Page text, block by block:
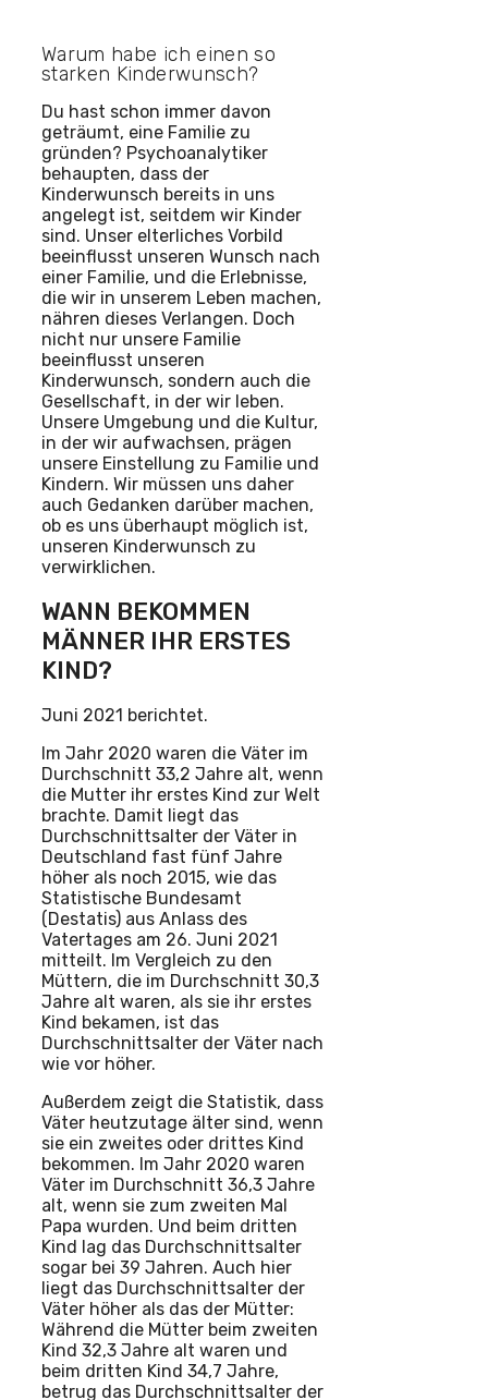
Warum habe ich einen so
starken Kinderwunsch?
Du hast schon immer davon
geträumt, eine Familie zu
gründen? Psychoanalytiker
behaupten, dass der
Kinderwunsch bereits in uns
angelegt ist, seitdem wir Kinder
sind. Unser elterliches Vorbild
beeinflusst unseren Wunsch nach
einer Familie, und die Erlebnisse,
die wir in unserem Leben machen,
nähren dieses Verlangen. Doch
nicht nur unsere Familie
beeinflusst unseren
Kinderwunsch, sondern auch die
Gesellschaft, in der wir leben.
Unsere Umgebung und die Kultur,
in der wir aufwachsen, prägen
unsere Einstellung zu Familie und
Kindern. Wir müssen uns daher
auch Gedanken darüber machen,
ob es uns überhaupt möglich ist,
unseren Kinderwunsch zu
verwirklichen.
WANN BEKOMMEN
MÄNNER IHR ERSTES
KIND?
Juni 2021 berichtet.
Im Jahr 2020 waren die Väter im
Durchschnitt 33,2 Jahre alt, wenn
die Mutter ihr erstes Kind zur Welt
brachte. Damit liegt das
Durchschnittsalter der Väter in
Deutschland fast fünf Jahre
höher als noch 2015, wie das
Statistische Bundesamt
(Destatis) aus Anlass des
Vatertages am 26. Juni 2021
mitteilt. Im Vergleich zu den
Müttern, die im Durchschnitt 30,3
Jahre alt waren, als sie ihr erstes
Kind bekamen, ist das
Durchschnittsalter der Väter nach
wie vor höher.
Außerdem zeigt die Statistik, dass
Väter heutzutage älter sind, wenn
sie ein zweites oder drittes Kind
bekommen. Im Jahr 2020 waren
Väter im Durchschnitt 36,3 Jahre
alt, wenn sie zum zweiten Mal
Papa wurden. Und beim dritten
Kind lag das Durchschnittsalter
sogar bei 39 Jahren. Auch hier
liegt das Durchschnittsalter der
Väter höher als das der Mütter:
Während die Mütter beim zweiten
Kind 32,3 Jahre alt waren und
beim dritten Kind 34,7 Jahre,
betrug das Durchschnittsalter der